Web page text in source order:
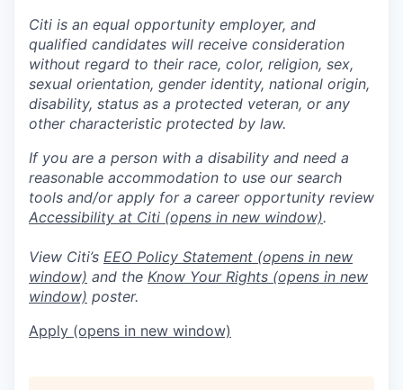
Citi is an equal opportunity employer, and
qualified candidates will receive consideration
without regard to their race, color, religion, sex,
sexual orientation, gender identity, national origin,
disability, status as a protected veteran, or any
other characteristic protected by law.
If you are a person with a disability and need a
reasonable accommodation to use our search
tools and/or apply for a career opportunity review
Accessibility at Citi (opens in new window).
View Citi’s EEO Policy Statement (opens in new
window) and the Know Your Rights (opens in new
window) poster.
Apply (opens in new window)